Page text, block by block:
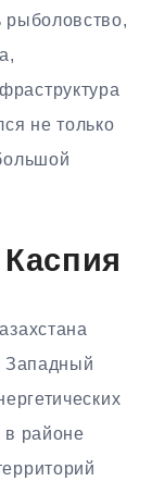
рыболовство,
не только
Западный
в районе